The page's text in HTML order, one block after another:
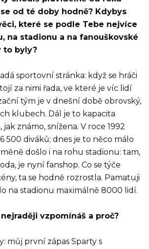
se od té doby hodně? Kdybys
které se podle Tebe nejvíce
na stadionu a na fanouškovské
to byly?
sportovní stránka: když se hráči
za nimi řada, ve které je víc lidí
tým je v dnešní době obrovský,
klubech. Dál je to kapacita
známo, snížena. V roce 1992
500 diváků; dnes je to něco málo
došlo i na rohu stadionu: tam,
je nyní fanshop. Co se týče
ta se hodně rozrostla. Pamatuji
na stadionu maximálně 8000 lidí.
vzpomínáš a proč?
můj první zápas Sparty s